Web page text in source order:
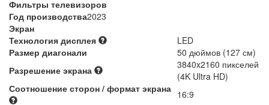
Фильтры телевизоров
Год производства2023
Экран
Технология дисплея
LED
Размер диагонали
50 дюймов (127 см)
Разрешение экрана
3840x2160 пикселей
(4K Ultra HD)
Соотношение сторон / формат экрана 16:9